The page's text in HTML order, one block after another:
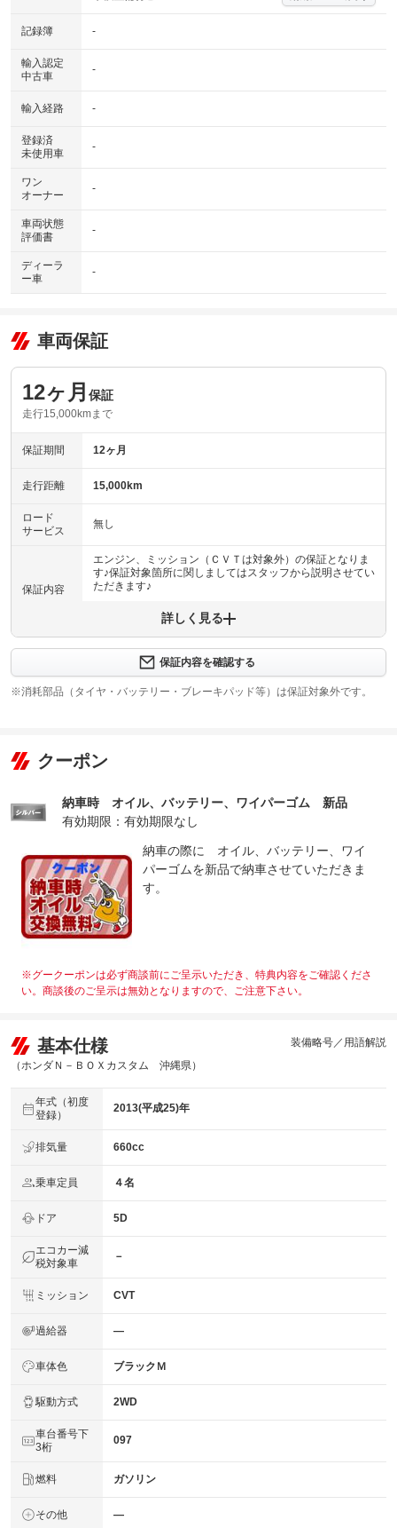
記録簿 -
輸入認定
中古車
-
輸入経路 -
登録済
未使用車
-
ワン
オーナー
-
車両状態
評価書
-
ディーラ
ー車
-
車両保証
12ヶ月 保証
走行15,000kmまで
保証期間 12ヶ月
走行距離 15,000km
ロード
サービス
無し
保証内容
エンジン、ミッション（ＣＶＴは対象外）の保証となりま
す♪保証対象箇所に関しましてはスタッフから説明させてい
ただきます♪
保証内容について問い合わせる
保証項目 -
修理回数 無制限
免責金 無し
保証修理
受付先
-
法定整備
※車検なし・車検整備付の場合は法定24ヶ月点検整備付
※商用車は6ヶ月または12ヶ月点検整備付
法定整備
について
-
詳しく見る
保証内容を確認する
※消耗部品（タイヤ・バッテリー・ブレーキパッド等）は保証対象外です。
クーポン
納車時 オイル、バッテリー、ワイパーゴム 新品
有効期限：有効期限なし
納車の際に オイル、バッテリー、ワイ
パーゴムを新品で納車させていただきま
す。
※グークーポンは必ず商談前にご呈示いただき、特典内容をご確認くださ
い。商談後のご呈示は無効となりますので、ご注意下さい。
基本仕様
（ホンダＮ－ＢＯＸカスタム 沖縄県）
装備略号／用語解説
年式（初度
登録）
2013(平成25)年
排気量 660cc
乗車定員 ４名
ドア 5D
エコカー減
税対象車
－
ミッション CVT
過給器 ―
車体色 ブラックＭ
駆動方式 2WD
車台番号下
3桁
097
燃料 ガソリン
その他 ―